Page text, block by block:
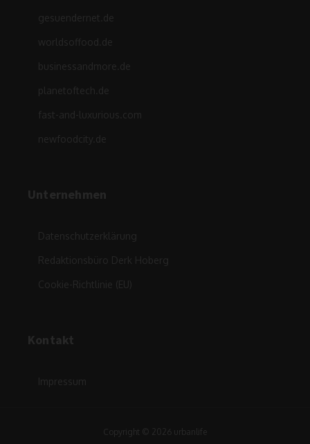
gesuendernet.de
worldsoffood.de
businessandmore.de
planetoftech.de
fast-and-luxurious.com
newfoodcity.de
Unternehmen
Datenschutzerklärung
Redaktionsbüro Derk Hoberg
Cookie-Richtlinie (EU)
Kontakt
Impressum
Copyright © 2026 urbanlife